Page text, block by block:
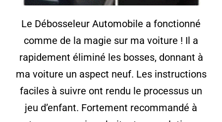
Le Débosseleur Automobile a fonctionné
comme de la magie sur ma voiture ! Il a
rapidement éliminé les bosses, donnant à
ma voiture un aspect neuf. Les instructions
faciles à suivre ont rendu le processus un
jeu d’enfant. Fortement recommandé à